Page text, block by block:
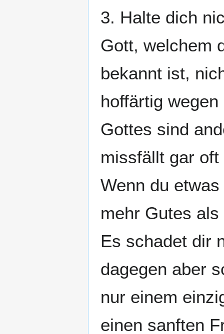
3. Halte dich
Gott, welchem
bekannt ist,
hoffärtig
Gottes sind
missfällt gar
Wenn du
mehr Gutes
Es schadet dir
dagegen aber
nur einem
einen sanften